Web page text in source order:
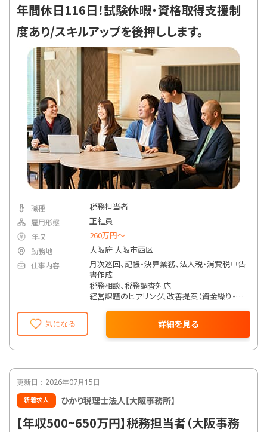
年間休日116日！試験休暇・資格取得支援制
度あり/スキルアップを後押しします。
気になる 詳細を見る
職種 税務担当者
雇用形態 正社員
年収 260万円〜
勤務地 大阪府 大阪市西区
仕事内容
月次巡回、記帳・決算業務、法人税・消費税申告
書作成
税務相談、税務調査対応
経営課題のヒアリング、改善提案（資金繰り・利
業務効率化やIT導入（MF・freee等クラウド会
事業承継・相続対策、M&A支援など、希望・スキ
ルに応じた高付加価値業務にも参画可能
ンサルティング経験を積めます。
更新日：2026年07月15日
新着求人 ひかり税理士法人【大阪事務所】
【年収500~650万円】税務担当者（大阪事務